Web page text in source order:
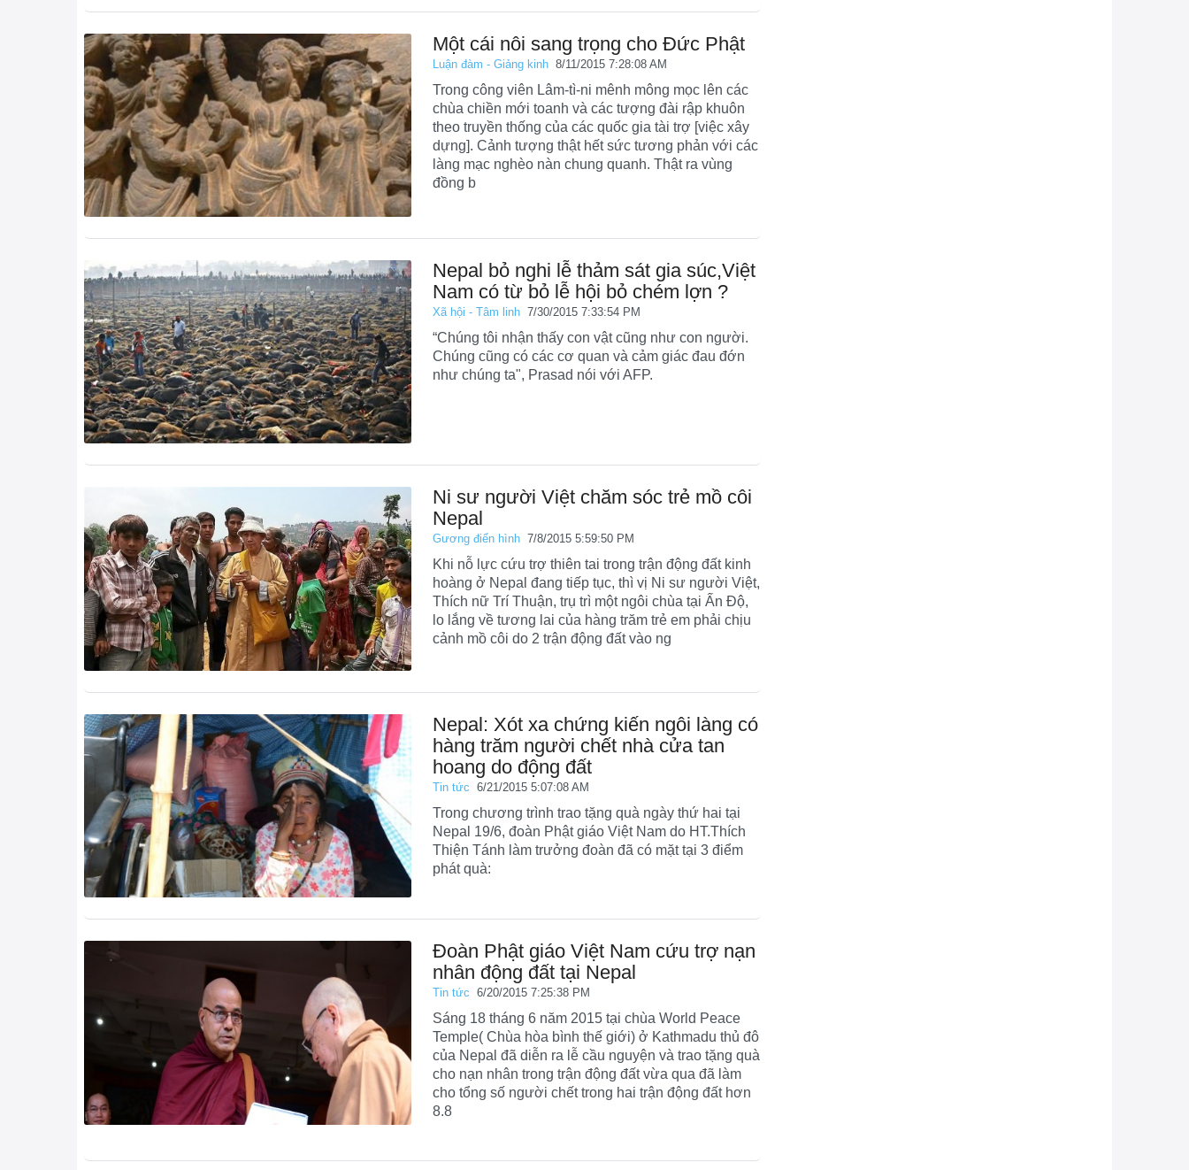
Một cái nôi sang trọng cho Đức Phật
Luận đàm - Giảng kinh 8/11/2015 7:28:08 AM
Trong công viên Lâm-tì-ni mênh mông mọc lên các
chùa chiền mới toanh và các tượng đài rập khuôn
theo truyền thống của các quốc gia tài trợ [việc xây
dựng]. Cảnh tượng thật hết sức tương phản với các
làng mạc nghèo nàn chung quanh. Thật ra vùng
đồng b
Nepal bỏ nghi lễ thảm sát gia súc,Việt
Nam có từ bỏ lễ hội bỏ chém lợn ?
Xã hội - Tâm linh 7/30/2015 7:33:54 PM
“Chúng tôi nhận thấy con vật cũng như con người.
Chúng cũng có các cơ quan và cảm giác đau đớn
như chúng ta", Prasad nói với AFP.
Ni sư người Việt chăm sóc trẻ mồ côi
Nepal
Gương điển hình 7/8/2015 5:59:50 PM
Khi nỗ lực cứu trợ thiên tai trong trận động đất kinh
hoàng ở Nepal đang tiếp tục, thì vị Ni sư người Việt,
Thích nữ Trí Thuận, trụ trì một ngôi chùa tại Ấn Độ,
lo lắng về tương lai của hàng trăm trẻ em phải chịu
cảnh mồ côi do 2 trận động đất vào ng
Nepal: Xót xa chứng kiến ngôi làng có
hàng trăm người chết nhà cửa tan
hoang do động đất
Tin tức 6/21/2015 5:07:08 AM
Trong chương trình trao tặng quà ngày thứ hai tại
Nepal 19/6, đoàn Phật giáo Việt Nam do HT.Thích
Thiện Tánh làm trưởng đoàn đã có mặt tại 3 điểm
phát quà:
Đoàn Phật giáo Việt Nam cứu trợ nạn
nhân động đất tại Nepal
Tin tức 6/20/2015 7:25:38 PM
Sáng 18 tháng 6 năm 2015 tại chùa World Peace
Temple( Chùa hòa bình thế giới) ở Kathmadu thủ đô
của Nepal đã diễn ra lễ cầu nguyện và trao tặng quà
cho nạn nhân trong trận động đất vừa qua đã làm
cho tổng số người chết trong hai trận động đất hơn
8.8